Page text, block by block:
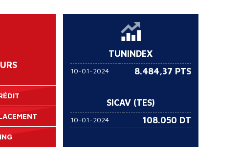
TUNINDEX
10-01-2024 8.484,37 PTS
SICAV (TES)
10-01-2024 108.050 DT